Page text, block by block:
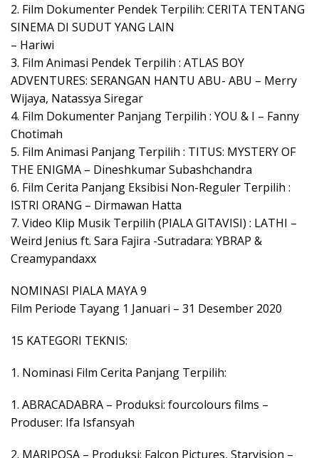
2. Film Dokumenter Pendek Terpilih: CERITA TENTANG
SINEMA DI SUDUT YANG LAIN
– Hariwi
3. Film Animasi Pendek Terpilih : ATLAS BOY
ADVENTURES: SERANGAN HANTU ABU- ABU – Merry
Wijaya, Natassya Siregar
4. Film Dokumenter Panjang Terpilih : YOU & I – Fanny
Chotimah
5. Film Animasi Panjang Terpilih : TITUS: MYSTERY OF
THE ENIGMA – Dineshkumar Subashchandra
6. Film Cerita Panjang Eksibisi Non-Reguler Terpilih :
ISTRI ORANG – Dirmawan Hatta
7. Video Klip Musik Terpilih (PIALA GITAVISI) : LATHI –
Weird Jenius ft. Sara Fajira -Sutradara: YBRAP &
Creamypandaxx
NOMINASI PIALA MAYA 9
Film Periode Tayang 1 Januari – 31 Desember 2020
15 KATEGORI TEKNIS:
1. Nominasi Film Cerita Panjang Terpilih:
1. ABRACADABRA – Produksi: fourcolours films –
Produser: Ifa Isfansyah
2. MARIPOSA – Produksi: Falcon Pictures, Starvision –